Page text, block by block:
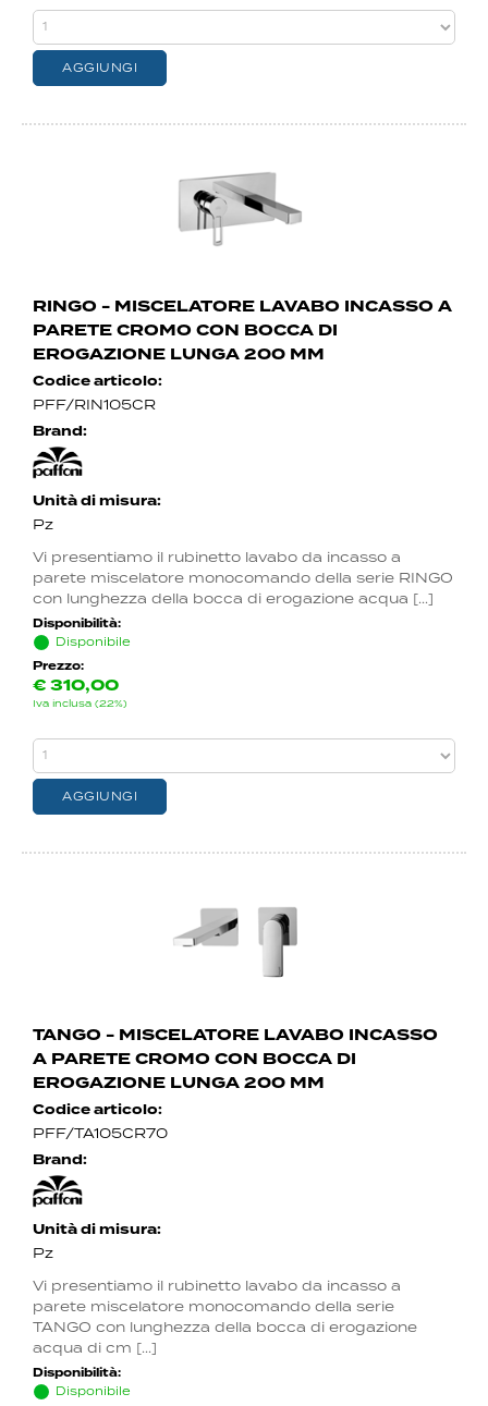
RINGO - MISCELATORE LAVABO INCASSO A
PARETE CROMO CON BOCCA DI
EROGAZIONE LUNGA 200 MM
Codice articolo:
PFF/RIN105CR
Brand:
Unità di misura:
Pz
Vi presentiamo il rubinetto lavabo da incasso a
parete miscelatore monocomando della serie RINGO
con lunghezza della bocca di erogazione acqua [...]
Disponibilità:
Disponibile
Prezzo:
€310,00
Iva inclusa (22%)
TANGO - MISCELATORE LAVABO INCASSO
A PARETE CROMO CON BOCCA DI
EROGAZIONE LUNGA 200 MM
Codice articolo:
PFF/TA105CR70
Brand:
Unità di misura:
Pz
Vi presentiamo il rubinetto lavabo da incasso a
parete miscelatore monocomando della serie
TANGO con lunghezza della bocca di erogazione
acqua di cm [...]
Disponibilità:
Disponibile